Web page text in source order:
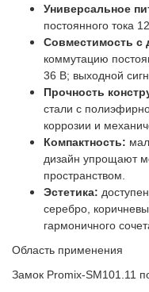
Универсальное
постоянного тока
Совместимость с
коммутацию
36 В; выходной
Прочность
стали с
коррозии и
Компактность:
дизайн упрощают
пространством.
Эстетика:
серебро,
гармоничного
Область применения
Замок Promix‑SM101.11